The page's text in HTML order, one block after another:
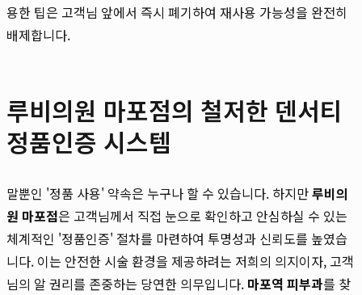
용한 팁은 고객님 앞에서 즉시 폐기하여 재사용 가능성을 완전히
배제합니다.
루비의원 마포점의 철저한 덴서티
정품인증 시스템
말뿐인 '정품 사용' 약속은 누구나 할 수 있습니다. 하지만루비의
원 마포점은 고객님께서 직접 눈으로 확인하고 안심하실 수 있는
체계적인 '정품인증' 절차를 마련하여 투명성과 신뢰도를 높였습
니다. 이는 안전한 시술 환경을 제공하려는 저희의 의지이자, 고객
님의 알 권리를 존중하는 당연한 의무입니다. 마포역 피부과를 찾